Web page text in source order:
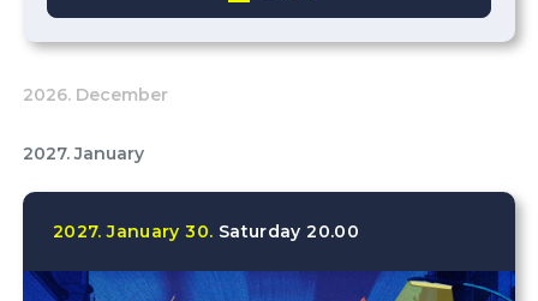
2026. December
2027. January
2027. January 30. Saturday 20.00